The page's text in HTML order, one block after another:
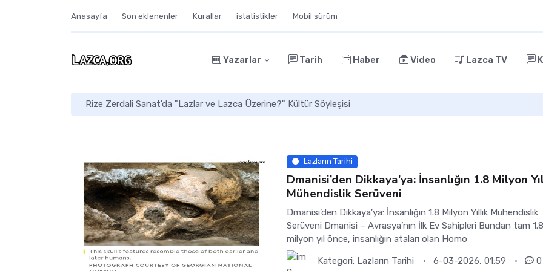
Anasayfa Son eklenenler Kurallar istatistikler Mobil sürüm
Yazarlar Tarih Haber Video Lazca TV
Rize Zerdali Sanat'da "Lazlar ve Lazca Üzerine?" Kültür Söyleşisi
Lazların Tarihi
Dmanisi’den Dikkaya’ya: İnsanlığın 1.8 Milyon
Mühendislik Serüveni
Dmanisi’den Dikkaya’ya: İnsanlığın 1.8 Milyon Yıllık Mühendislik
Serüveni ​Dmanisi – Avrasya’nın İlk Ev Sahipleri ​Bundan tam 1.8
milyon yıl önce, insanlığın ataları olan Homo
Kategori: Lazların Tarihi 6-03-2026, 01:59 0